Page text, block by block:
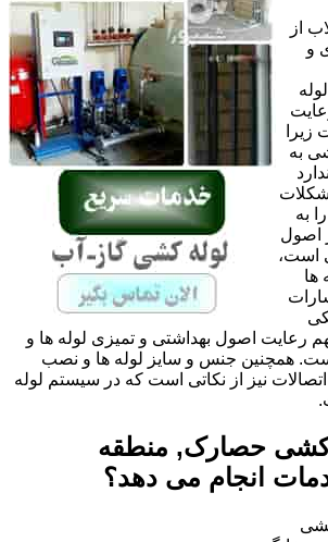
از
و
به
به
اصول
است،
ها
رعایت اصول بهداشتی و تمیزی لوله ها و
همچنین جنس و سایز لوله ها و نصب
نیز از نکاتی است که در سیستم لوله
کشی حصارک, منطقه
انجام می دهد؟